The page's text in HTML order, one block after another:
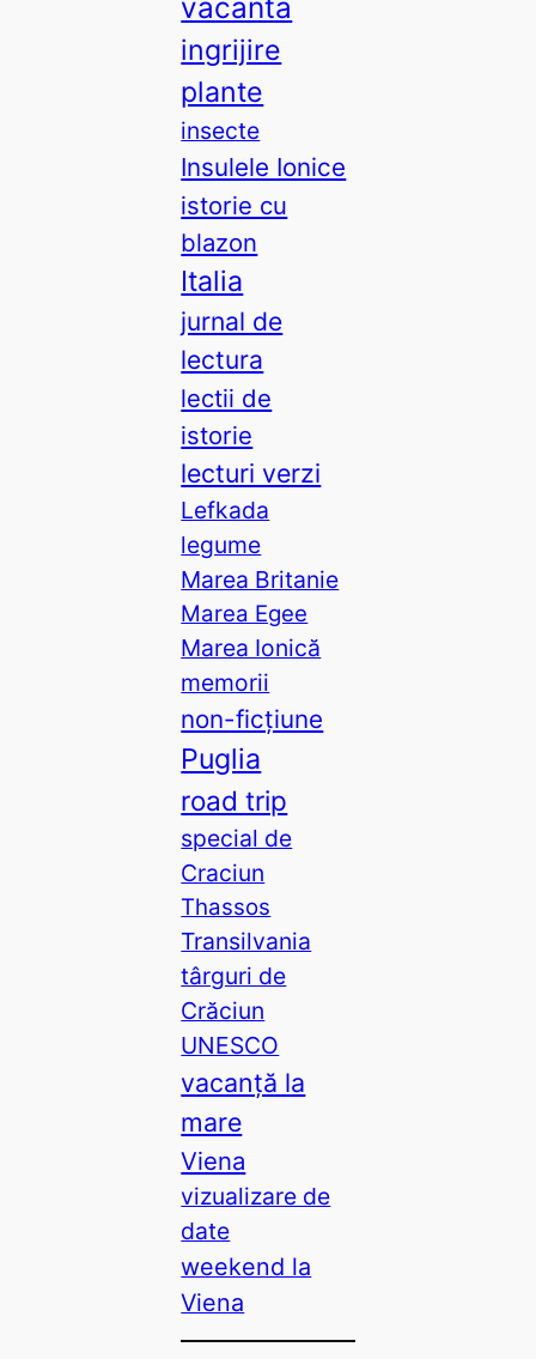
ingrijire
plante
insecte
Insulele Ionice
istorie cu
blazon
Italia
jurnal de
lectura
lectii de
istorie
lecturi verzi
Lefkada
legume
Marea Britanie
Marea Egee
Marea Ionică
memorii
non-ficțiune
Puglia
road trip
special de
Craciun
Thassos
Transilvania
târguri de
Crăciun
UNESCO
vacanță la
mare
Viena
vizualizare de
date
weekend la
Viena